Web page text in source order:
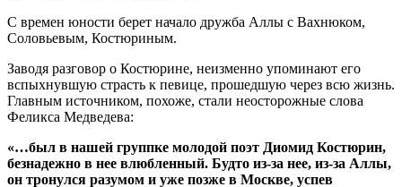
С времен юности берет начало дружба Аллы с Вахнюком,
Соловьевым, Костюриным.
Заводя разговор о Костюрине, неизменно упоминают его
вспыхнувшую страсть к певице, прошедшую через всю жизнь.
Главным источником, похоже, стали неосторожные слова
Феликса Медведева:
«…был в нашей группке молодой поэт Диомид Костюрин,
безнадежно в нее влюбленный. Будто из-за нее, из-за Аллы,
он тронулся разумом и уже позже в Москве, успев